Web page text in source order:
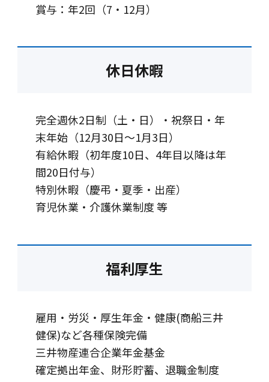
賞与：年2回（7・12月）
休日休暇
完全週休2日制（土・日）・祝祭日・年
末年始（12月30日～1月3日）
有給休暇（初年度10日、4年目以降は年
間20日付与）
特別休暇（慶弔・夏季・出産）
育児休業・介護休業制度 等
福利厚生
雇用・労災・厚生年金・健康(商船三井
健保)など各種保険完備
三井物産連合企業年金基金
確定拠出年金、財形貯蓄、退職金制度